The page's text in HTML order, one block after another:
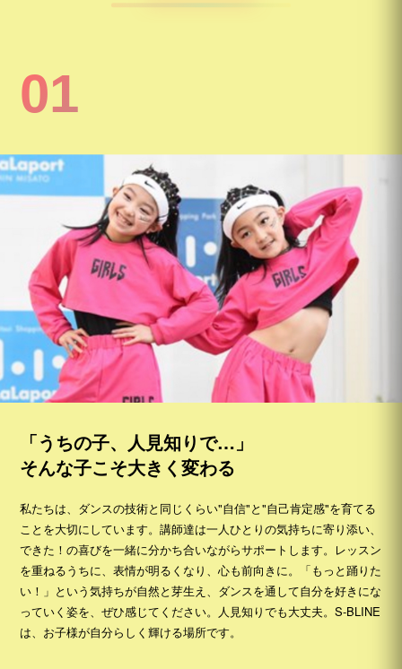
01
「うちの子、人見知りで…」
そんな子こそ大きく変わる
私たちは、ダンスの技術と同じくらい"自信"と"自己肯定感"を育てる
ことを大切にしています。講師達は一人ひとりの気持ちに寄り添い、
できた！の喜びを一緒に分かち合いながらサポートします。レッスン
を重ねるうちに、表情が明るくなり、心も前向きに。「もっと踊りた
い！」という気持ちが自然と芽生え、ダンスを通して自分を好きにな
っていく姿を、ぜひ感じてください。人見知りでも大丈夫。S-BLINE
は、お子様が自分らしく輝ける場所です。